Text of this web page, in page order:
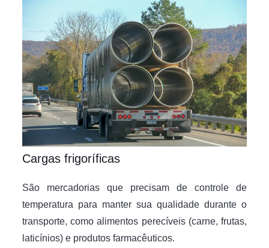
Cargas frigoríficas
São mercadorias que precisam de controle de
temperatura para manter sua qualidade durante o
transporte, como alimentos perecíveis (carne, frutas,
laticínios) e produtos farmacêuticos.